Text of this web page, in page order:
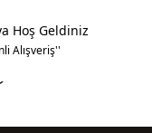
Alışveriş''